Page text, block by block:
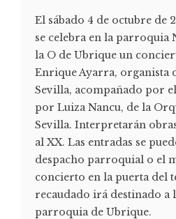
El sábado 4 de octubre de
se celebra en la parroquia
la O de Ubrique un
Enrique Ayarra, organista
Sevilla, acompañado por
por Luiza Nancu, de la
Sevilla. Interpretarán
al XX. Las entradas se
despacho parroquial o el
concierto en la puerta del
recaudado irá destinado a
parroquia de Ubrique.